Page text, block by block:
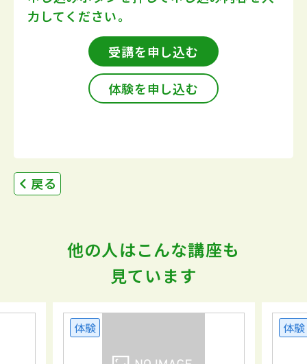
力してください。
受講を申し込む
体験を申し込む
戻る
他の人はこんな講座も
見ています
体験 体験